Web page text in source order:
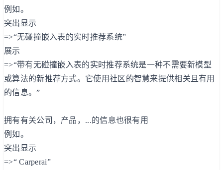
例如。
突出显示
=>“无碰撞嵌入表的实时推荐系统”
展示
=>“带有无碰撞嵌入表的实时推荐系统是一种不需要新模型
或算法的新推荐方式。它使用社区的智慧来提供相关且有用
的信息。”
拥有有关公司，产品，...的信息也很有用
例如。
突出显示
=>“ Carperai”